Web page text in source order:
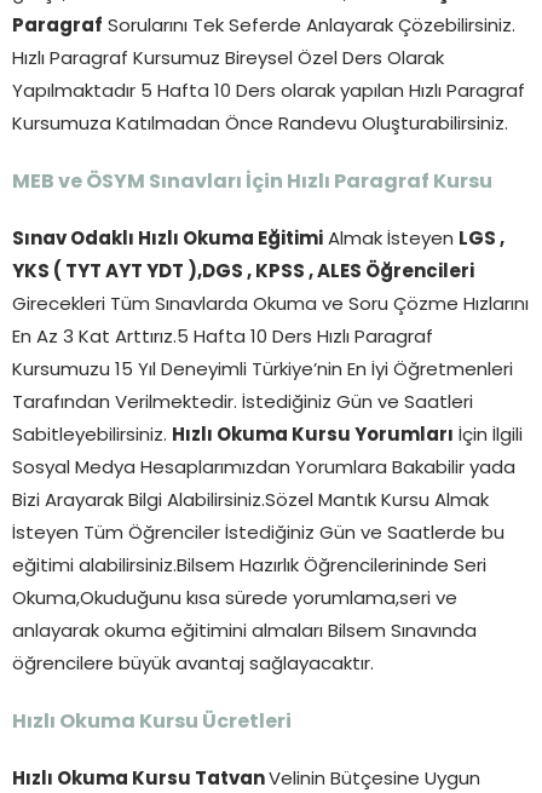
Paragraf Sorularını Tek Seferde Anlayarak Çözebilirsiniz.
Hızlı Paragraf Kursumuz Bireysel Özel Ders Olarak
Yapılmaktadır 5 Hafta 10 Ders olarak yapılan Hızlı Paragraf
Kursumuza Katılmadan Önce Randevu Oluşturabilirsiniz.
MEB ve ÖSYM Sınavları İçin Hızlı Paragraf Kursu
Sınav Odaklı Hızlı Okuma Eğitimi Almak İsteyen LGS ,
YKS ( TYT AYT YDT ),DGS , KPSS , ALES Öğrencileri
Girecekleri Tüm Sınavlarda Okuma ve Soru Çözme Hızlarını
En Az 3 Kat Arttırız.5 Hafta 10 Ders Hızlı Paragraf
Kursumuzu 15 Yıl Deneyimli Türkiye’nin En İyi Öğretmenleri
Tarafından Verilmektedir. İstediğiniz Gün ve Saatleri
Sabitleyebilirsiniz. Hızlı Okuma Kursu Yorumları
İçin İlgili
Sosyal Medya Hesaplarımızdan Yorumlara Bakabilir yada
Bizi Arayarak Bilgi Alabilirsiniz.Sözel Mantık Kursu Almak
İsteyen Tüm Öğrenciler İstediğiniz Gün ve Saatlerde bu
eğitimi alabilirsiniz.Bilsem Hazırlık Öğrencilerininde Seri
Okuma,Okuduğunu kısa sürede yorumlama,seri ve
anlayarak okuma eğitimini almaları Bilsem Sınavında
öğrencilere büyük avantaj sağlayacaktır.
Hızlı Okuma Kursu Ücretleri
Hızlı Okuma Kursu Tatvan Velinin Bütçesine Uygun